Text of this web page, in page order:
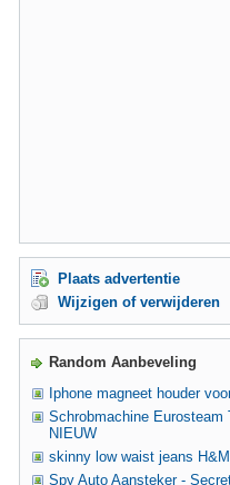
Plaats advertentie
Wijzigen of verwijderen
Random Aanbeveling
Iphone magneet houder
Schrobmachine Eurosteam
NIEUW
skinny low waist jeans
Spy Auto Aansteker -